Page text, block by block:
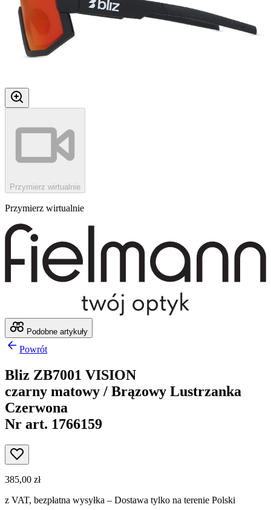
Przymierz wirtualnie
Przymierz wirtualnie
Podobne artykuły
Powrót
Bliz ZB7001 VISION
czarny matowy / Brązowy Lustrzanka
Czerwona
Nr art. 1766159
385,00 zł
z VAT, bezpłatna wysyłka – Dostawa tylko na terenie Polski